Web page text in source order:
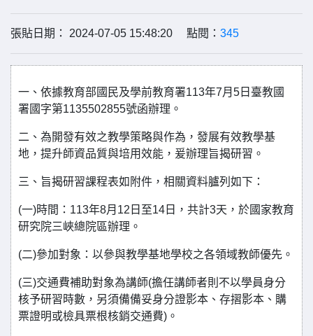
張貼日期： 2024-07-05 15:48:20 點閱： 345
一、依據教育部國民及學前教育署113年7月5日臺教國
署國字第1135502855號函辦理。
二、為開發有效之教學策略與作為，發展有效教學基
地，提升師資品質與培用效能，爰辦理旨揭研習。
三、旨揭研習課程表如附件，相關資料臚列如下：
(一)時間：113年8月12日至14日，共計3天，於國家教育
研究院三峽總院區辦理。
(二)參加對象：以參與教學基地學校之各領域教師優先。
(三)交通費補助對象為講師(擔任講師者則不以學員身分
核予研習時數，另須備備妥身分證影本、存摺影本、購
票證明或檢具票根核銷交通費)。